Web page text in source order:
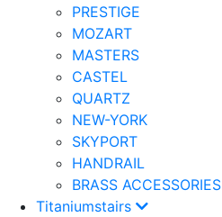
PRESTIGE
MOZART
MASTERS
CASTEL
QUARTZ
NEW-YORK
SKYPORT
HANDRAIL
BRASS ACCESSORIES
Titaniumstairs